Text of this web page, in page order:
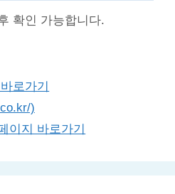
확인 가능합니다.
로가기
)
이지 바로가기